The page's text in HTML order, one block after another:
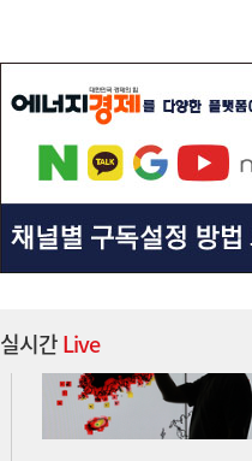
실시간Live
“40도 폭염에 쓰러지면”...나
보험금 있다
李대통령, ISA·‘주가 누르기
지시…여야 엇갈린 반응